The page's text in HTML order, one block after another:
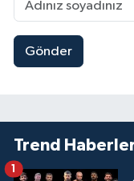
Gönder
Trend
1